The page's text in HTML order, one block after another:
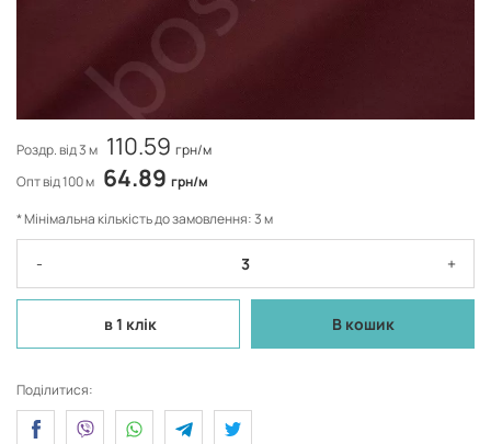
Роздр. від 3 м 110.59 грн/м
Опт від 100 м 64.89 грн/м
* Мінімальна кількість до замовлення: 3 м
- +
в 1 клік В кошик
Поділитися: